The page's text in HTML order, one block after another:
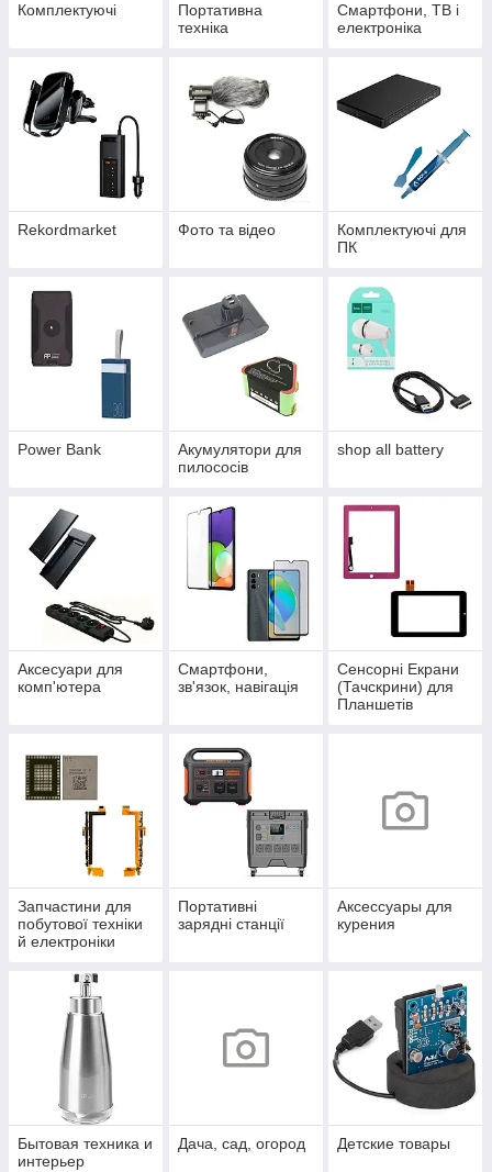
Комплектуючі
Портативна
техніка
Смартфони, ТВ і
електроніка
Rekordmarket Фото та відео
Комплектуючі для
ПК
Power Bank
Акумулятори для
пилососів
shop all battery
Аксесуари для
комп'ютера
Смартфони,
зв'язок, навігація
Сенсорні Екрани
(Тачскрини) для
Планшетів
Запчастини для
побутової техніки
й електроніки
Портативні
зарядні станції
Аксессуары для
курения
Бытовая техника и
интерьер
Дача, сад, огород Детские товары